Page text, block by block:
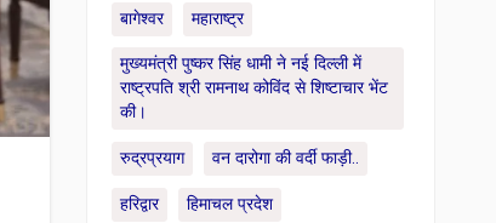
बागेश्वर महाराष्ट्र
मुख्यमंत्री पुष्कर सिंह धामी ने नई दिल्ली में
राष्ट्रपति श्री रामनाथ कोविंद से शिष्टाचार भेंट
की।
रुद्रप्रयाग वन दारोगा की वर्दी फाड़ी..
हरिद्वार हिमाचल प्रदेश